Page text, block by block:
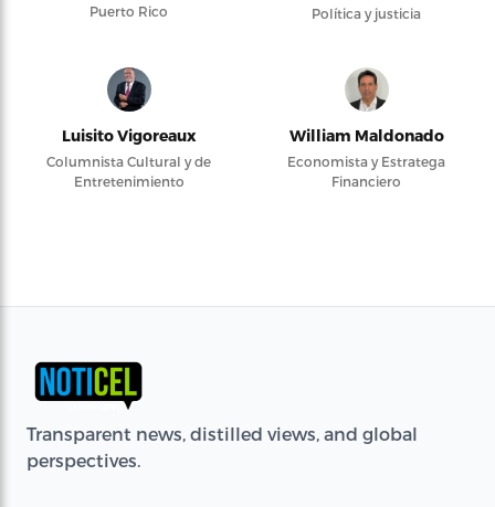
Puerto Rico
Política y justicia
Luisito Vigoreaux
Columnista Cultural y de
Entretenimiento
William Maldonado
Economista y Estratega
Financiero
Transparent news, distilled views, and global
perspectives.